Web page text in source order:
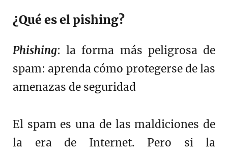
¿Qué es el pishing?
Phishing: la forma más peligrosa de
spam: aprenda cómo protegerse de las
amenazas de seguridad
El spam es una de las maldiciones de
la era de Internet. Pero si la